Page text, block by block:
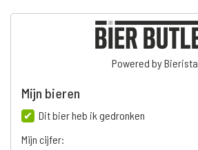
Powered by Bierista
Mijn bieren
Dit bier heb ik gedronken
Mijn cijfer: